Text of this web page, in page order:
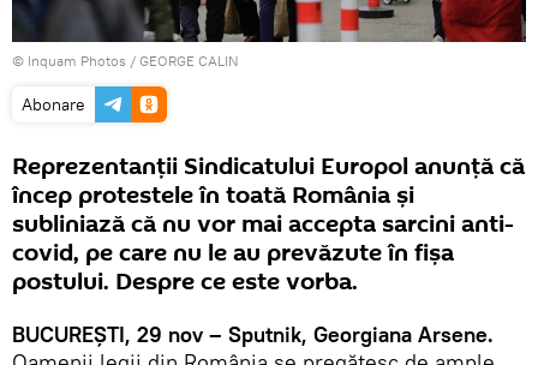
© Inquam Photos / GEORGE CALIN
Abonare
Reprezentanții Sindicatului Europol anunță că
încep protestele în toată România și
subliniază că nu vor mai accepta sarcini anti-
covid, pe care nu le au prevăzute în fișa
postului. Despre ce este vorba.
BUCUREȘTI, 29 nov – Sputnik, Georgiana Arsene.